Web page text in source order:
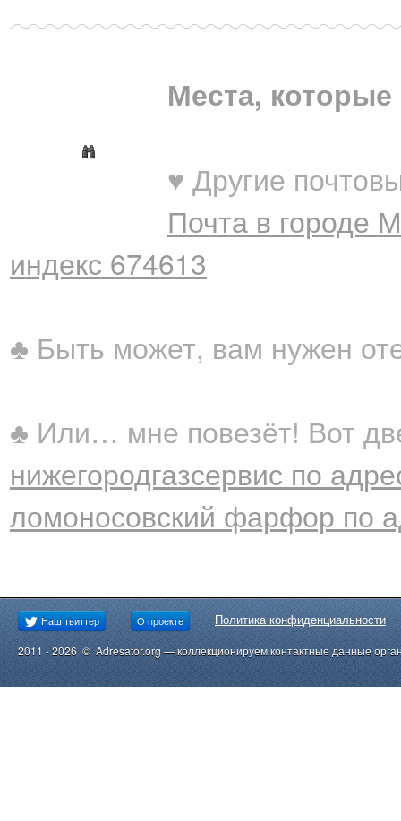
Места, которые
♥ Другие
Почта в городе
индекс 674613
♣ Быть может, вам нужен
♣ Или… мне повезёт! Вот
нижегородгазсервис по
ломоносовский фарфор по
Наш твиттер О проекте Политика конфиденциальности
2011 - 2026 © Adresator.org — коллекционируем контактные данные